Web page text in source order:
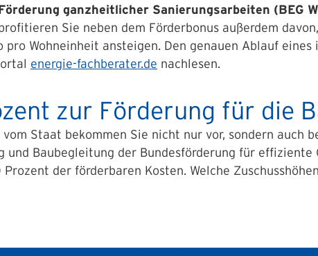
ganzheitlicher Sanierungsarbeiten (BEG
Sie neben dem Förderbonus außerdem
Wohneinheit ansteigen. Den genauen Ablauf
energie-fachberater.de nachlesen.
zur Förderung für die
Staat bekommen Sie nicht nur vor, sondern auch
und Baubegleitung der Bundesförderung für effiziente
Prozent der förderbaren Kosten. Welche